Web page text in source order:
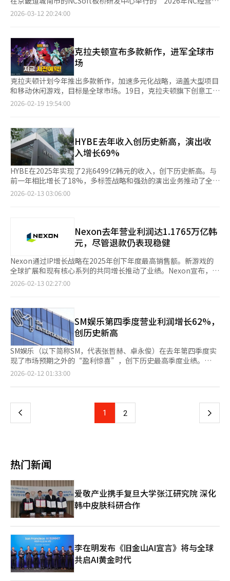
2030年将实现15000亿韩元的销售额。这被视为NC试图摆脱以往
MMORPG为中心的体质，以降低收益波动性。 新作阵容也十分积
者》和《时间收集者》等。 朴代表在电话会议中强调：“一两款
标题的增长或减少并不是关键，而是要建立一个可预测的、持续增
长的商业模型。”这被解读为NC希望多元化其以往依赖特定大型
MMORPG的业绩结构的宣言。 此次业绩显示，NC在去年进行的体
质改善和成本效率提升后，已进入反弹阶段。《艾尔之战2》和
《天堂经典》的双双热销使得PC游戏销售额创下历史最高，而移
动休闲的收购效应也开始反映在合并业绩中。 然而，持续增长的
动休闲业务能否实现稳定的利润率，都是关键因素。随着大型新作
的发布增多，营销费用和开发费用也可能增加，因此收益管理也显
得尤为重要。 NC今年的业绩展望依赖于现有IP的长期热销、新作
发布的时间表和全球扩展的成果。仅从第一季度的表现来看，实现
2.5万亿韩元的销售目标的可能性提高，但要实现NC所强调的“可
预测的持续增长模型”，还需在多个领域和地区证明可重复的热销
标题和移动休闲增长战略，目标是实现2030年销售5万亿韩元，正
智能、内容、平台等多个领域，特别是在游戏开发和服务中应用AI
技术，并加强数字人、语音合成、内容制作自动化等技术业务。股
结构改善内容。删除集中投票制排除条款被视为保护少数股东权益
和加强董事会独立性的措施。独立董事选举议案也获得通过，崔在
天和吴承勋被新任命为独立董事，李恩华被任命为审计委员会成
员。此外，财务报表及合并财务报表批准、董事薪酬限额批准、自
有股份持有和处置计划批准等主要议案均获通过。NC公司自2014
年以来，每年将合并净利润的30%用于现金分红。本次股东大会确
定每股分红1150韩元，分红基准日为31日，总分红规模约为223亿
韩元。通过此次股东大会，NC公司明确了通过更名进行品牌重
中投票制排除条款和改善季度分红程序等章程修订，增强了股东友
好政策，提升了管理透明度。朴代表表示：“从今年起，我们将通
过最大化遗产IP价值、获取全球新IP、扩展移动休闲业务三大核心
支柱，完成可预测的持续增长模式。”※ 本报道经人工智能（AI）
系统翻译与编辑。
略发布会”上，NCSoft共同代表朴炳武强调了今年的增长战略和
力，目标是今年实现销售额2.5万亿韩元，到2030年实现5万亿韩
元，ROE达到15%以上。朴炳武表示：“我们已经推出了许多项
目，与两年前的NCSoft相比，现在的公司有了明显的不同。”他
承诺，到2030年将实现5万亿韩元的销售目标和15%以上的ROE。
NCSoft计划通过持续提升现有IP如《天堂》、《永恒之塔》、
《激战2》、《剑灵》等，并扩大全球服务区域，保持稳定的收入
基础。公司还将通过运营体系的提升、服务区域扩展、开发新游戏
等措施推动企业成长。此外，公司将在MMORPG、射击、亚文
新作。NCSoft自去年起运营游戏性评估委员会、技术性评估委员
会、进度管理TF等，以确保游戏的完成度和市场性。NCSoft宣布
选择移动休闲业务作为新增长动力。朴代表指出：“移动休闲市场
占移动游戏业务的约60%，全球游戏市场的约30%。”自去年以
来，NCSoft通过移动休闲中心整合开发、发行、数据和技术能
力，准备了移动休闲生态系统。最近，公司以2.02亿美元（约
3016亿韩元）收购了拥有2500万以上全球用户和50万以上日活跃
用户的英国移动休闲游戏奖励平台“JustPlay”的70%股份，确保
担任中心主任。阿内尔·切曼曾在“Tripledot Studio”和
以“Talking Tom”IP闻名的“Outfit7”等多家移动游戏独角兽
企业工作。NCSoft计划通过概念测试、快速原型制作、实际用户
策、成功标题的“LiveOps”等五个阶段的流程推进移动休闲业
务。公司目标是通过系统化的方法和快速制作，反而引领市场潮
流。阿内尔·切曼表示：“NCSoft拥有28年的LiveOps经验，将
球竞争力的开发工作室如Moving Eye、Lihuhu、Springcomes
等，建立移动战略执行的移动休闲生态系统。未来，公司将通过进
一步收购开发工作室和扩大发行业务来扩大生态系统。朴代表表
示：“最近我对公司员工最强调的是‘支付工资的是用户’。”他
指出：“为了更好地沟通并接近用户，从商业模式和沟通开始，让
用户享受有趣的游戏是游戏公司的目标。”※ 本报道经人工智能
（AI）系统翻译与编辑。
2026-03-12 20:24:00
克拉夫顿宣布多款新作，进军全球市
场
克拉夫顿计划今年推出多款新作，加速多元化战略，涵盖大型项目
和移动休闲游戏，目标是全球市场。19日，克拉夫顿旗下创意工作
室5minlab开始为新手游《道具勇士》开放预约。这是一款基于背
列影响战斗方式和效率。克拉夫顿表示，战略判断将决定胜负。此
外，克拉夫顿还在开发PC和主机平台的新作《风无项目》和《盲
点》。13日发布的《风无项目》预告片展示了以李英道的《饮泣
鸟》为背景的大型单人游戏，旨在通过新IP吸引全球玩家。5日开
放的《盲点》强调创新玩法，计划通过早期访问与全球玩家互动，
完善游戏。克拉夫顿今年将通过多种类型和平台的作品，扩大市场
基础，增强全球影响力。克拉夫顿CEO金昌汉在9日的电话会议中
表示，公司已引进15位核心领导者，计划扩展未开发领域的产品
2026-02-19 19:54:00
HYBE去年收入创历史新高，演出收
入增长69%
HYBE在2025年实现了2兆6499亿韩元的收入，创下历史新高。与
前一年相比增长了18%，多标签战略和强劲的演出业务推动了全球
市场的扩张。然而，由于新IP的初期投资和北美业务重组的费用，
球第四，并在Circle Chart中保持了30%的市场份额，证明了其强
大的IP实力。收益下降是为未来采取的预先措施。多个全球新人如
日本的AOEN和韩国的CORTIS出道，初期成本集中，北美管理业
务也确认了约2000亿韩元的会计损失。HYBE将此定义为提高会计
透明度和减少波动性的体质改善，预计今年将实现盈利增长。超级
粉丝平台Weverse通过运营效率化实现了年度盈利，奠定了收益多
元化的基础。2026年，防弹少年团（BTS）将于3月20日发行正规
最大规模的世界巡演。日本和中东地区的额外演出也已预告。此
外，继猫眼成功之后，新的全球女团和由莱恩·泰德参与的北美男
团也在准备中。HYBE为提高股东价值，首次在K-内容企业中引入
每股最低500韩元的分红制度。分红标准也转为反映实际现金创造
力的自由现金流（FCF），计划将该资金的30%以内返还给股东。
※ 本报道经人工智能（AI）系统翻译与编辑。
2026-02-13 03:06:00
Nexon去年营业利润达1.1765万亿韩
元，尽管退款仍表现稳健
Nexon通过IP增长战略在2025年创下年度最高销售额。新游戏的
全球扩展和现有核心系列的共同增长推动了业绩。Nexon宣布，去
年年收入同比增长6%至4751亿日元（约4.5072万亿韩元），营业
季度的盈利能力因临时因素未达到市场预期。尽管营业利润转为盈
利，达到72亿日元，但《Arc Raiders》的成功导致的奖金和《冒
险岛》的退款影响了收益。去年10月推出的《Arc Raiders》推动
了第四季度的销售。该游戏在发布15周内累计销量突破1400万
张，1月最高同时在线人数达96万。《Arc Raiders》的成功在地区
销售结构中也很明显。去年第四季度北美和欧洲的销售额同比增长
近5倍，创下季度和年度最高纪录。Nexon计划今年推出多款新
作，包括《Azure Promilia》、《Project DX》、《Paradise:
Last Paradise》和《Vindictus: Defying Fate》，以扩大其IP组
成功验证了Nexon的全球竞争力。我们将通过持续发展现有系列和
发掘更多新IP，为国内外用户带来更大乐趣。”※ 本报道经人工智
2026-02-13 02:27:00
SM娱乐第四季度营业利润增长62%，
创历史新高
SM娱乐（以下简称SM，代表张哲赫、卓永俊）在去年第四季度实
现了市场预期之外的“盈利惊喜”，创下历史最高季度业绩。
Aespa和RIIZE等新IP的成功及“SM NEXT 3.0”战略的实施改善
3190亿韩元，营业利润为546亿韩元，同比销售额增长16.6%，营
韩元，实现扭亏为盈。◆ 多元制作与IP扩展的协同效应此次良好业
绩的背后是“SM NEXT 3.0”战略的核心——“多元创意系统”。
们将平衡推进新IP培养和全球扩展战略，加强外形增长和盈利能
力。”第四季度，NCT DREAM、Aespa、RIIZE、NCT WISH等核
心IP的全球巡演及MD和授权业务表现突出。SM C&C、SM Japan
等主要子公司业绩改善，粉丝平台DearU的并入也带来了积极影
响。“SM NEXT 3.0”的另一重点是全球战略。张哲赫表示：“我
们设计了一个注重可持续性和效率的方向。”他强调将积极利用战
略合作伙伴关系，根据IP特性和市场条件细分目标地区，以最大化
成果可见性。这表明公司通过“选择与集中”来减少风险并提高盈
利能力。◆ 2026年上半年“史上最强阵容”持续增长SM预计在
2026年上半年继续保持增长势头，凭借强大的艺人阵容。第一季
度将推出EXO和Irene的正规专辑，以及新组合NCT JNJM和新人
女团Hearts2Hearts的新作。第二季度将有泰容、Aespa、NCT
WISH的正规专辑和RIIZE的迷你专辑。演唱会方面，Super Junior
2026-02-12 01:33:00
上
页
1 2 下
热门新闻
爱敬产业携手复旦大学张江研究院 深化
韩中皮肤科研合作
李在明发布《旧金山AI宣言》将与全球
共启AI黄金时代